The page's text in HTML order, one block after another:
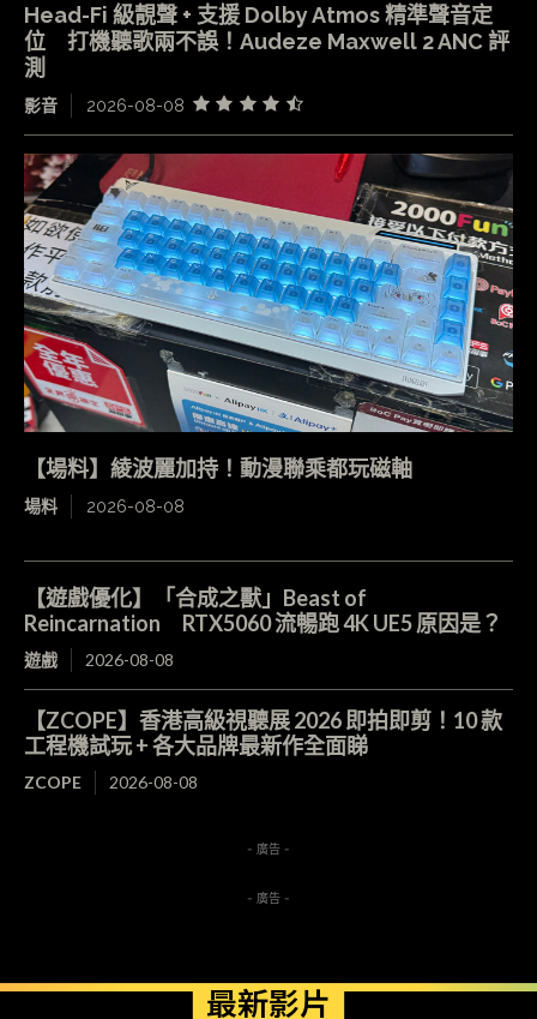
Head-Fi 級靚聲 + 支援 Dolby Atmos 精準聲音定
位 打機聽歌兩不誤！Audeze Maxwell 2 ANC 評
測
影音 2026-08-08
【場料】綾波麗加持！動漫聯乘都玩磁軸
場料 2026-08-08
【遊戲優化】「合成之獸」Beast of
Reincarnation RTX5060 流暢跑 4K UE5 原因是？
遊戲 2026-08-08
【ZCOPE】香港高級視聽展 2026 即拍即剪！10 款
工程機試玩 + 各大品牌最新作全面睇
ZCOPE 2026-08-08
- 廣告 -
- 廣告 -
最新影片